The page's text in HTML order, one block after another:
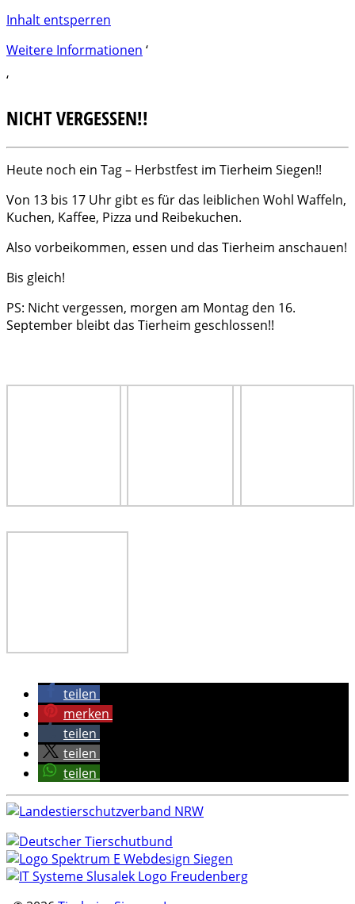
Inhalt entsperren
Weitere Informationen ‘
‘
NICHT VERGESSEN!!
Heute noch ein Tag – Herbstfest im Tierheim Siegen!!
Von 13 bis 17 Uhr gibt es für das leiblichen Wohl Waffeln,
Kuchen, Kaffee, Pizza und Reibekuchen.
Also vorbeikommen, essen und das Tierheim anschauen!
Bis gleich!
PS: Nicht vergessen, morgen am Montag den 16.
September bleibt das Tierheim geschlossen!!
teilen
merken
teilen
teilen
teilen